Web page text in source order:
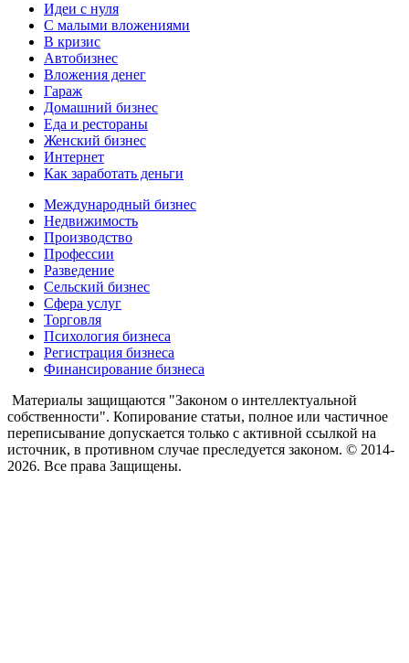
Идеи с нуля
С малыми вложениями
В кризис
Автобизнес
Вложения денег
Гараж
Домашний бизнес
Еда и рестораны
Женский бизнес
Интернет
Как заработать деньги
Международный бизнес
Недвижимость
Производство
Профессии
Разведение
Сельский бизнес
Сфера услуг
Торговля
Психология бизнеса
Регистрация бизнеса
Финансирование бизнеса
Материалы защищаются "Законом о интеллектуальной
собственности". Копирование статьи, полное или частичное
переписывание допускается только с активной ссылкой на
источник, в противном случае преследуется законом. © 2014-
2026. Все права Защищены.